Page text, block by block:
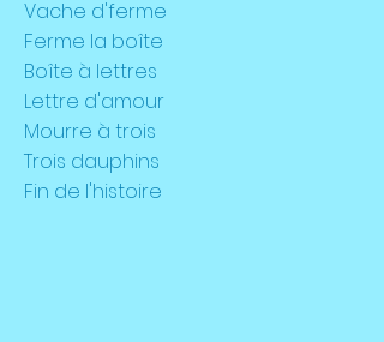
Vache d'ferme
Ferme la boîte
Boîte à lettres
Lettre d'amour
Mourre à trois
Trois dauphins
Fin de l'histoire